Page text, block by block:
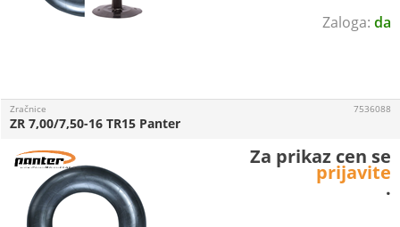
da
Zračnice
ZR 7,00/7,50-16 TR15 Panter
7536088
Za prikaz cen se
prijavite
.